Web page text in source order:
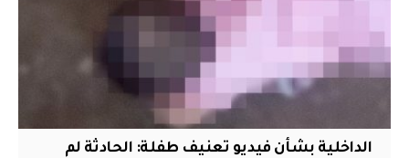
الداخلية بشأن فيديو تعنيف طفلة: الحادثة لم